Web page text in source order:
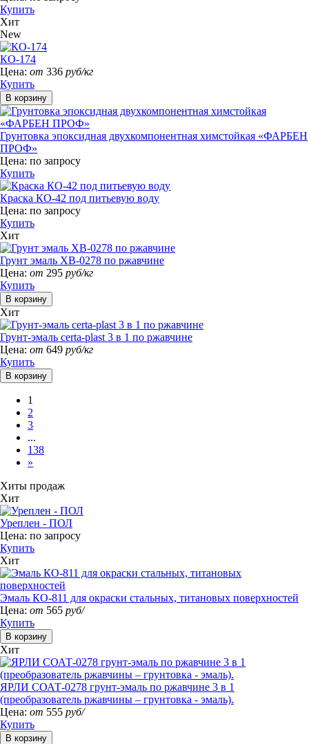
Купить
Хит
New
КО-174
Цена: от 336 руб/кг
Купить
Грунтовка эпоксидная двухкомпонентная химстойкая «ФАРБЕН
ПРОФ»
Цена: по запросу
Купить
Краска КО-42 под питьевую воду
Цена: по запросу
Купить
Хит
Грунт эмаль ХВ-0278 по ржавчине
Цена: от 295 руб/кг
Купить
Хит
Грунт-эмаль certa-plast 3 в 1 по ржавчине
Цена: от 649 руб/кг
Купить
1
2
3
...
138
»
Хиты продаж
Хит
Уреплен - ПОЛ
Цена: по запросу
Купить
Хит
Эмаль КО-811 для окраски стальных, титановых поверхностей
Цена: от 565 руб/
Купить
Хит
ЯРЛИ СОАТ-0278 грунт-эмаль по ржавчине 3 в 1
(преобразователь ржавчины – грунтовка - эмаль).
Цена: от 555 руб/
Купить